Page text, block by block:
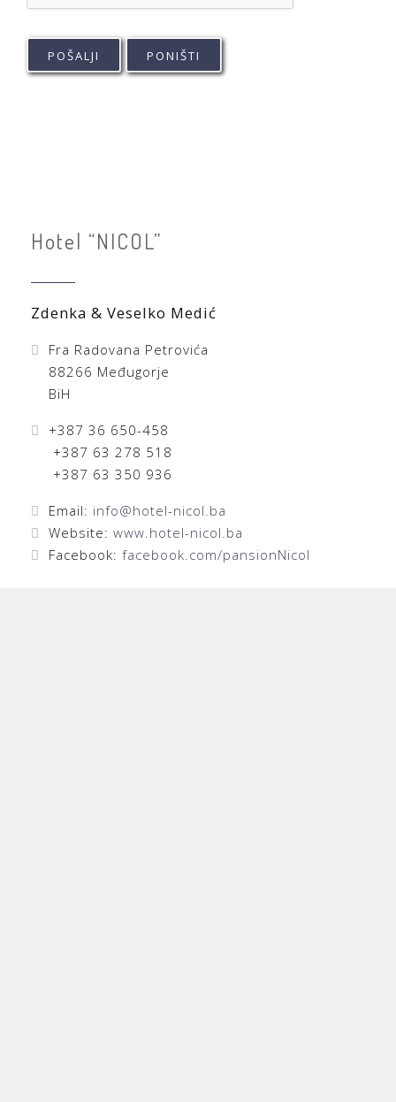
Hotel “NICOL”
Zdenka & Veselko Medić
Fra Radovana Petrovića
88266 Međugorje
BiH
+387 36 650-458
+387 63 278 518
+387 63 350 936
Email: info@hotel-nicol.ba
Website: www.hotel-nicol.ba
Facebook: facebook.com/pansionNicol